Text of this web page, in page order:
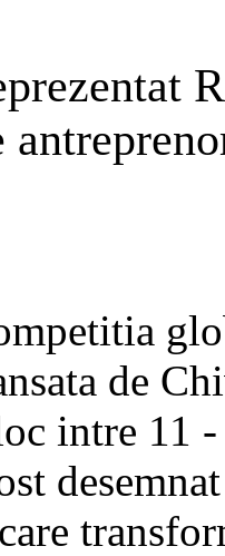
de
intre 11